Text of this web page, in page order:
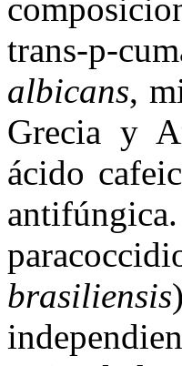
trans-p-
albicans,
Grecia y
ácido
brasiliensis